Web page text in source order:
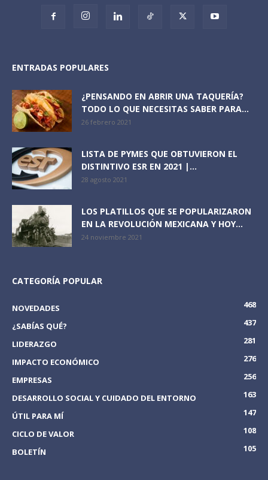
ENTRADAS POPULARES
¿PENSANDO EN ABRIR UNA TAQUERÍA?
TODO LO QUE NECESITAS SABER PARA...
26 febrero 2021
LISTA DE PYMES QUE OBTUVIERON EL
DISTINTIVO ESR EN 2021 |...
28 agosto 2021
LOS PLATILLOS QUE SE POPULARIZARON
EN LA REVOLUCIÓN MEXICANA Y HOY...
24 noviembre 2021
CATEGORÍA POPULAR
NOVEDADES
468
¿SABÍAS QUÉ?
437
LIDERAZGO
281
IMPACTO ECONÓMICO
276
EMPRESAS
256
DESARROLLO SOCIAL Y CUIDADO DEL ENTORNO
163
ÚTIL PARA MÍ
147
CICLO DE VALOR
108
BOLETÍN
105